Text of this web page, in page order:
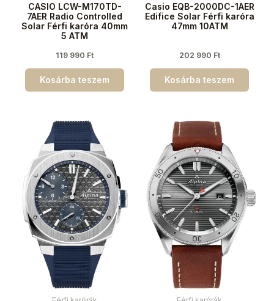
CASIO LCW-M170TD-
7AER Radio Controlled
Solar Férfi karóra 40mm
5 ATM
119 990 Ft
Kosárba teszem
Casio EQB-2000DC-1AER
Edifice Solar Férfi karóra
47mm 10ATM
202 990 Ft
Kosárba teszem